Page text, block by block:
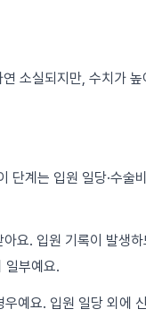
소실되지만, 수치가 높
단계는 입원 일당·수술
요. 입원 기록이 발생하
일부예요.
예요. 입원 일당 외에